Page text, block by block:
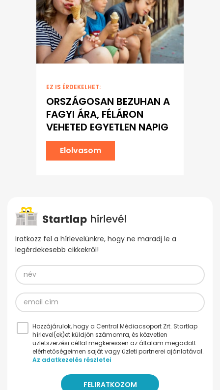
EZ IS ÉRDEKELHET:
ORSZÁGOSAN BEZUHAN A
FAGYI ÁRA, FÉLÁRON
VEHETED EGYETLEN NAPIG
Elolvasom
Iratkozz fel a hírlevelünkre, hogy ne maradj le a
legérdekesebb cikkekről!
Hozzájárulok, hogy a Central Médiacsoport Zrt. Startlap
hírlevel(ek)et küldjön számomra, és közvetlen
üzletszerzési céllal megkeressen az általam megadott
elérhetőségeimen saját vagy üzleti partnerei ajánlatával.
Az adatkezelés részletei